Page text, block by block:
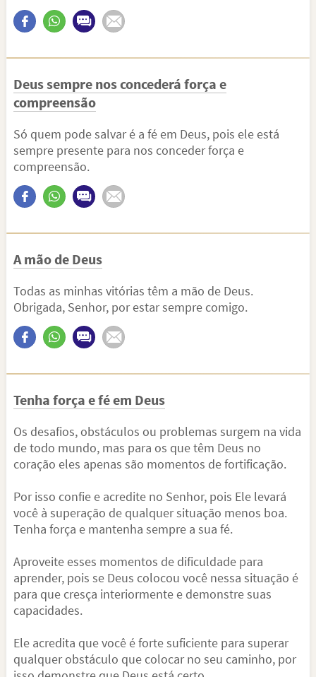
Deus sempre nos concederá força e
compreensão
Só quem pode salvar é a fé em Deus, pois ele está
sempre presente para nos conceder força e
compreensão.
A mão de Deus
Todas as minhas vitórias têm a mão de Deus.
Obrigada, Senhor, por estar sempre comigo.
Tenha força e fé em Deus
Os desafios, obstáculos ou problemas surgem na vida
de todo mundo, mas para os que têm Deus no
coração eles apenas são momentos de fortificação.
Por isso confie e acredite no Senhor, pois Ele levará
você à superação de qualquer situação menos boa.
Tenha força e mantenha sempre a sua fé.
Aproveite esses momentos de dificuldade para
aprender, pois se Deus colocou você nessa situação é
para que cresça interiormente e demonstre suas
capacidades.
Ele acredita que você é forte suficiente para superar
qualquer obstáculo que colocar no seu caminho, por